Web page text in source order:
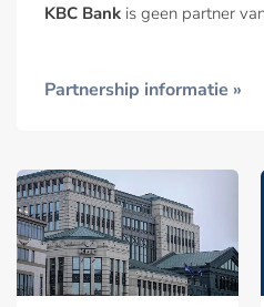
KBC Bank is geen partner
Partnership informatie »